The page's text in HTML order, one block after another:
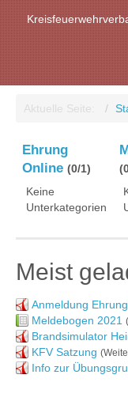
Aktuelle Seite:
Ehrung
Online (0/1)
Keine
Unterkategorien
Meist
Anmeldung
Meldebogen 2021
Brandsimulator
KFV Satzung
Info zur